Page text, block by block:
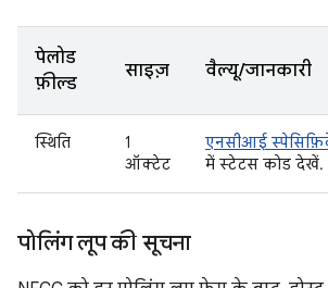
पेलोड
फ़ील्ड
साइज़ वैल्यू/जानकारी
स्थिति
1
ऑक्टेट
एनसीआई
में स्टेटस कोड देखें.
पोलिंग लूप की सूचना